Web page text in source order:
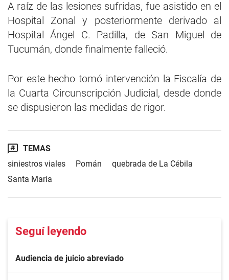
A raíz de las lesiones sufridas, fue asistido en el
Hospital Zonal y posteriormente derivado al
Hospital Ángel C. Padilla, de San Miguel de
Tucumán, donde finalmente falleció.
Por este hecho tomó intervención la Fiscalía de
la Cuarta Circunscripción Judicial, desde donde
se dispusieron las medidas de rigor.
TEMAS
siniestros viales
Pomán
quebrada de La Cébila
Santa María
Seguí leyendo
Audiencia de juicio abreviado